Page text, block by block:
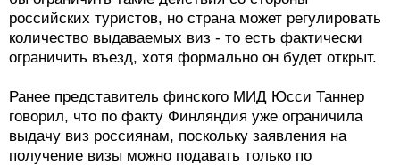
российских туристов, но страна может регулировать
количество выдаваемых виз - то есть фактически
ограничить въезд, хотя формально он будет открыт.
Ранее представитель финского МИД Юсси Таннер
говорил, что по факту Финляндия уже ограничила
выдачу виз россиянам, поскольку заявления на
получение визы можно подавать только по